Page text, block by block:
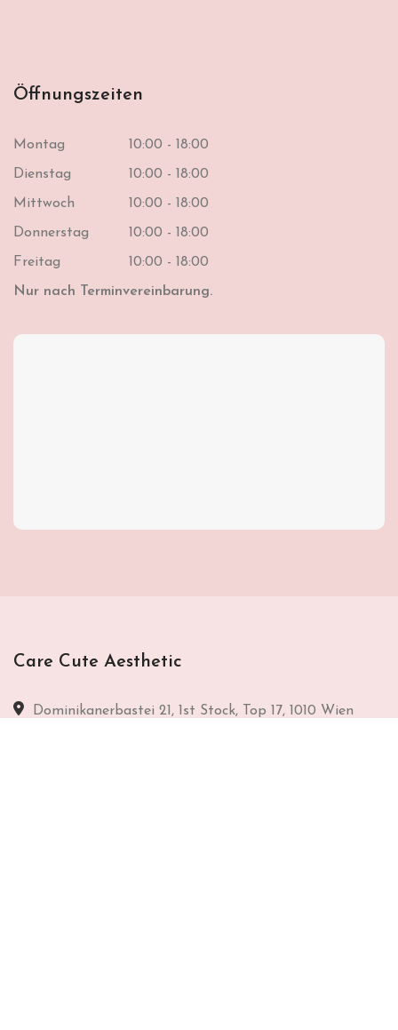
Öffnungszeiten
Montag 10:00 - 18:00
Dienstag 10:00 - 18:00
Mittwoch 10:00 - 18:00
Donnerstag 10:00 - 18:00
Freitag 10:00 - 18:00
Nur nach Terminvereinbarung.
Care Cute Aesthetic
Dominikanerbastei 21, 1st Stock, Top 17, 1010 Wien